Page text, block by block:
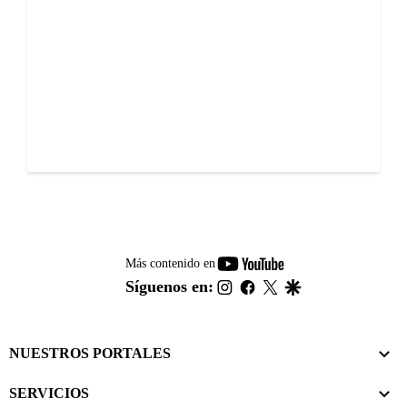
Más contenido en
youtube-
footer
Síguenos en: instagram
facebook
twitter
NUESTROS PORTALES
SERVICIOS